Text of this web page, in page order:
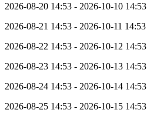
2026-08-20 14:53 - 2026-10-10 14:53
2026-08-21 14:53 - 2026-10-11 14:53
2026-08-22 14:53 - 2026-10-12 14:53
2026-08-23 14:53 - 2026-10-13 14:53
2026-08-24 14:53 - 2026-10-14 14:53
2026-08-25 14:53 - 2026-10-15 14:53